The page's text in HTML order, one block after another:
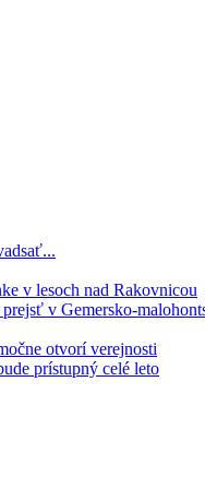
v lesoch nad Rakovnicou
v Gemersko-
otvorí verejnosti
prístupný celé leto